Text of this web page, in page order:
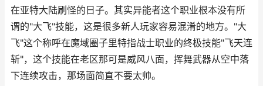
在亚特大陆刷怪的日子。其实异能者这个职业根本没有所
谓的"大飞"技能，这是很多新人玩家容易混淆的地方。"大
飞"这个称呼在魔域圈子里特指战士职业的终极技能"飞天连
斩"，这个技能在老区那可是威风八面，挥舞武器从空中落
下连续攻击，那场面简直不要太帅。